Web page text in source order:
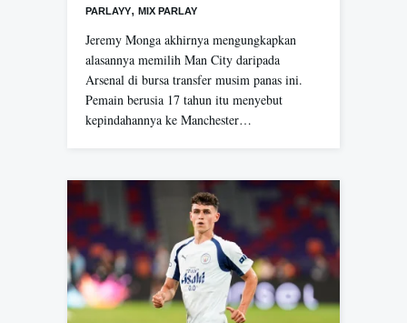
PARLAYY, MIX PARLAY
Jeremy Monga akhirnya mengungkapkan
alasannya memilih Man City daripada
Arsenal di bursa transfer musim panas ini.
Pemain berusia 17 tahun itu menyebut
kepindahannya ke Manchester…